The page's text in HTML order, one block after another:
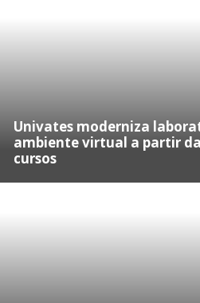
Univates moderniza
ambiente virtual a partir
cursos